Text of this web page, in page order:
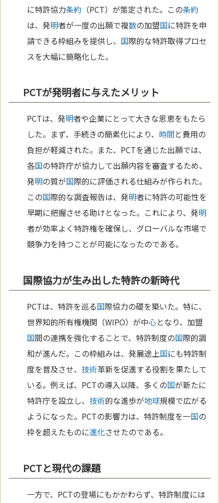
に特許協力条約 （PCT）が策定された。この条約
は、発明者が一度の出願で複数の加盟国に特許を申
請できる枠組みを提供し、 国際的な特許取得プロセ
スを大幅に簡略化した。
PCTが発明者に与えたメリット
PCTは、発明者や企業にとって大きな恩恵をもたら
した。まず、手続きの簡素化により、 時間と費用の
負担が軽減された。また、PCTを通じた出願では、
各国の特許庁が協力して出願内容を審査するため、
発明の質が国際的に評価される仕組みが作られた。
この国際的な調査報告は、発明者に特許の可能性を
早期に把握させる助けとなった。これにより、発明
者が効率よく特許権を確保し、グローバルな市場で
競争力を持つことが可能になったのである。
国際協力が生み出した特許の新時代
PCTは、特許を巡る国際協力の礎を築いた。特に、
世界知的所有権機関（WIPO）が中心となり、加盟
国間の連携を強化することで、特許制度の国際的調
和が進んだ。この枠組みは、発展途上国にも特許制
度を普及させ、技術革新を促進する役割を果たして
いる。例えば、PCTの導入以降、多くの国が新たに
特許庁を設立し、技術的な進歩が地球規模で広がる
ようになった。PCTの影響力は、特許制度を一国の
枠を超えたものに進化させたのである。
PCTと現代の課題
一方で、PCTの登場にもかかわらず、特許制度には